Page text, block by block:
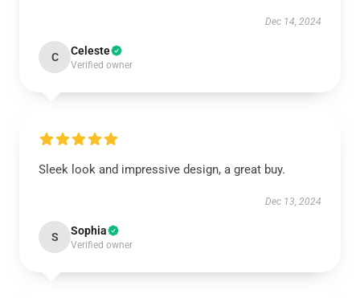
Dec 14, 2024
C Celeste
Verified owner
Sleek look and impressive design, a great buy.
Dec 13, 2024
S Sophia
Verified owner